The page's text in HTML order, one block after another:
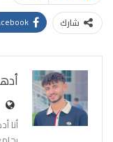
شارك
أنا